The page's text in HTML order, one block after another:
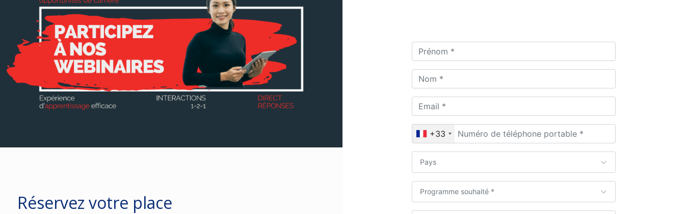
Réservez votre place
+33
Pays
Programme souhaité *